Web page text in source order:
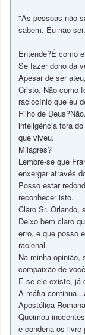
"As pessoas não
sabem. Eu não
Entende?É como
Se fazer dono da
Apesar de ser
Cristo. Não como
raciocínio que eu
Filho de
inteligência fora
que viveu.
Milagres?
Lembre-se que
enxergar através
Posso estar
reconhecer isto.
Claro Sr. Orlando,
Deixo bem claro
erro, e que posso
racional.
Na minha opinião,
compaixão de
E se ele existe, já
A máfia
Apostólica
Queimou
e condena os